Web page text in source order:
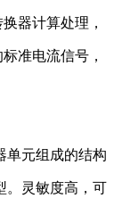
器计算处理，
准电流信号，
单元组成的结构
。灵敏度高，可